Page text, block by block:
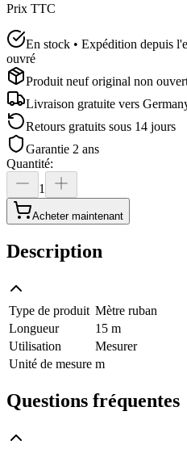
Prix TTC
En stock • Expédition depuis
ouvré
Produit neuf original non
Livraison gratuite vers
Retours gratuits sous 14 jours
Garantie 2 ans
Quantité:
1
Acheter maintenant
Description
Type de produit Mètre ruban
Longueur
15 m
Utilisation
Mesurer
Unité de mesure m
Questions fréquentes